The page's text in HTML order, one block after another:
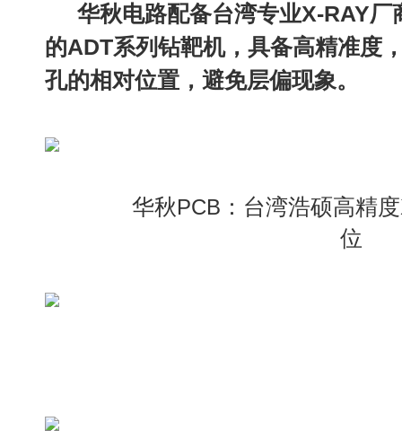
华秋电路配备台湾专业X-RAY
的ADT系列钻靶机，具备高精准度
孔的相对位置，避免层偏现象。
华秋PCB ：台湾浩硕高精
位